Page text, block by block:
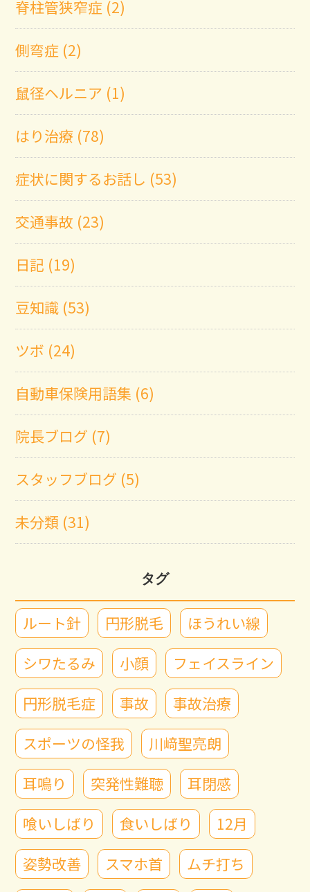
脊柱管狭窄症 (2)
側弯症 (2)
鼠径ヘルニア (1)
はり治療 (78)
症状に関するお話し (53)
交通事故 (23)
日記 (19)
豆知識 (53)
ツボ (24)
自動車保険用語集 (6)
院長ブログ (7)
スタッフブログ (5)
未分類 (31)
タグ
ルート針 円形脱毛
ほうれい線
シワたるみ
小顔
フェイスライン
円形脱毛症
事故
事故治療
スポーツの怪我
川﨑聖亮朗
耳鳴り
突発性難聴
耳閉感
喰いしばり
食いしばり
12月
姿勢改善
スマホ首
ムチ打ち